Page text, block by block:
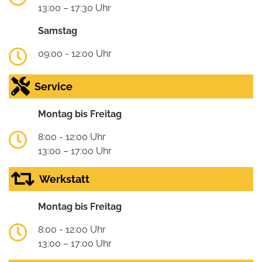
13:00 – 17:30 Uhr
Samstag
09:00 - 12:00 Uhr
Service
Montag bis Freitag
8:00 - 12:00 Uhr
13:00 – 17:00 Uhr
Werkstatt
Montag bis Freitag
8:00 - 12:00 Uhr
13:00 – 17:00 Uhr